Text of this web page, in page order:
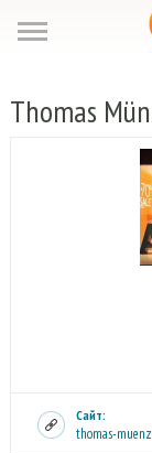
Thomas
Сайт:
thomas-